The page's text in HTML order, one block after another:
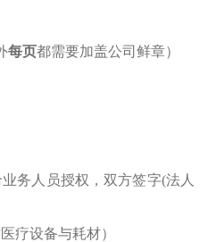
每页都需要加盖公司鲜章）
务人员授权，双方签字(法人
疗设备与耗材）